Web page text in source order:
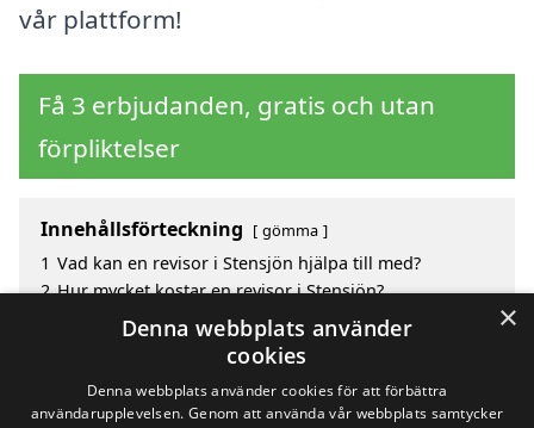
vår plattform!
Få 3 erbjudanden, gratis och utan
förpliktelser
Innehållsförteckning gömma
1 Vad kan en revisor i Stensjön hjälpa till med?
2 Hur mycket kostar en revisor i Stensjön?
Fördelar med att välja revisor i Stensjön
Sök efter en skicklig revisor i de omgivande städerna
×
Denna webbplats använder
cookies
Denna webbplats använder cookies för att förbättra
användarupplevelsen. Genom att använda vår webbplats samtycker